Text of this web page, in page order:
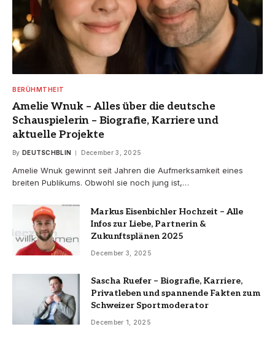
BERÜHMTHEIT
Amelie Wnuk – Alles über die deutsche
Schauspielerin – Biografie, Karriere und
aktuelle Projekte
By DEUTSCHBLIN December 3, 2025
Amelie Wnuk gewinnt seit Jahren die Aufmerksamkeit eines
breiten Publikums. Obwohl sie noch jung ist,…
Markus Eisenbichler Hochzeit – Alle
Infos zur Liebe, Partnerin &
Zukunftsplänen 2025
December 3, 2025
Sascha Ruefer – Biografie, Karriere,
Privatleben und spannende Fakten zum
Schweizer Sportmoderator
December 1, 2025